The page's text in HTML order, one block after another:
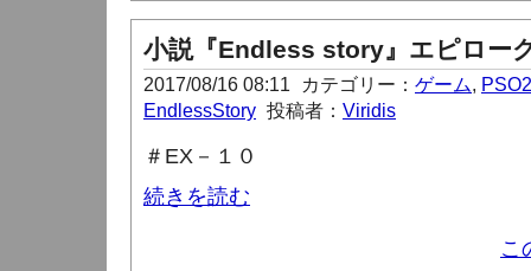
小説『Endless story』エピロー
2017/08/16 08:11 カテゴリー： ゲーム, PSO2
EndlessStory 投稿者： Viridis
＃ EX －１０
続きを読む
こ